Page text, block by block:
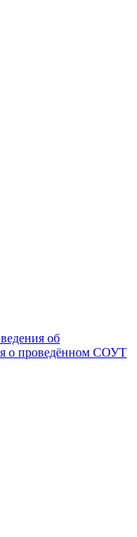
об
о проведённом СОУТ